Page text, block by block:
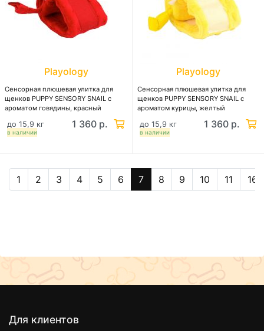
Playology
Сенсорная плюшевая улитка для
щенков PUPPY SENSORY SNAIL с
ароматом говядины, красный
в наличии
до 15,9 кг 1 360 р.
Playology
Сенсорная плюшевая улитка для
щенков PUPPY SENSORY SNAIL с
ароматом курицы, желтый
в наличии
до 15,9 кг 1 360 р.
1 2 3 4 5 6 7 8 9 10 11 16
Для клиентов